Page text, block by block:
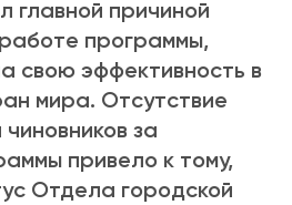
главной причиной
программы,
свою эффективность в
мира. Отсутствие
за
привело к тому,
Отдела городской